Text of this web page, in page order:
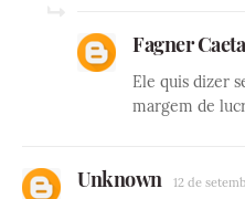
Fagner
Ele quis dizer
margem de
Unknown 12 de